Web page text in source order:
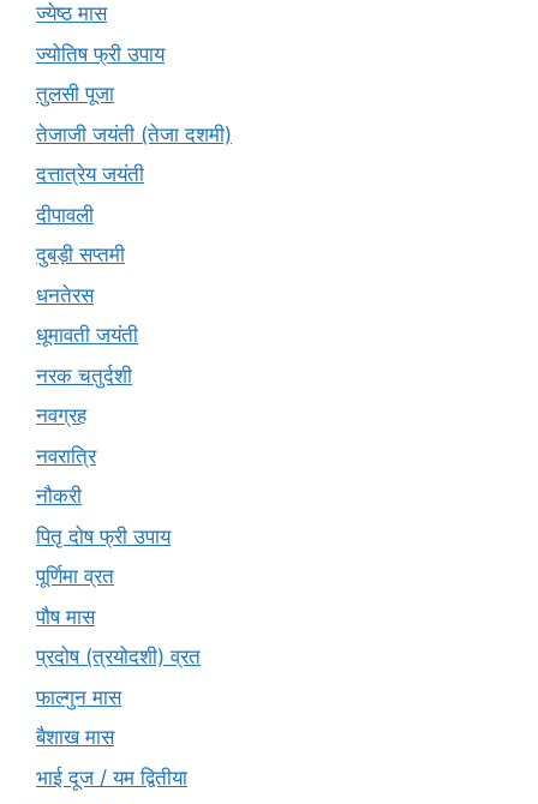
ज्येष्ठ मास
ज्योतिष फ्री उपाय
तुलसी पूजा
तेजाजी जयंती (तेजा दशमी)
दत्तात्रेय जयंती
दीपावली
दुबड़ी सप्तमी
धनतेरस
धूमावती जयंती
नरक चतुर्दशी
नवग्रह
नवरात्रि
नौकरी
पितृ दोष फ्री उपाय
पूर्णिमा व्रत
पौष मास
प्रदोष (त्रयोदशी) व्रत
फाल्गुन मास
बैशाख मास
भाई दूज / यम द्वितीया